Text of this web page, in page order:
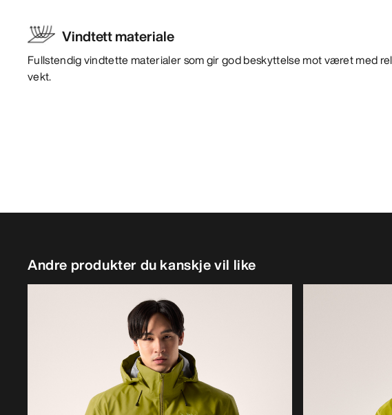
Vindtett materiale
Fullstendig vindtette materialer som gir god beskyttelse mot været med
vekt.
Andre produkter du kanskje vil like